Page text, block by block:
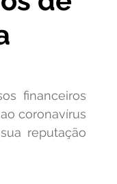
Gabinete
Enchente
financeiros
coronavírus
reputação